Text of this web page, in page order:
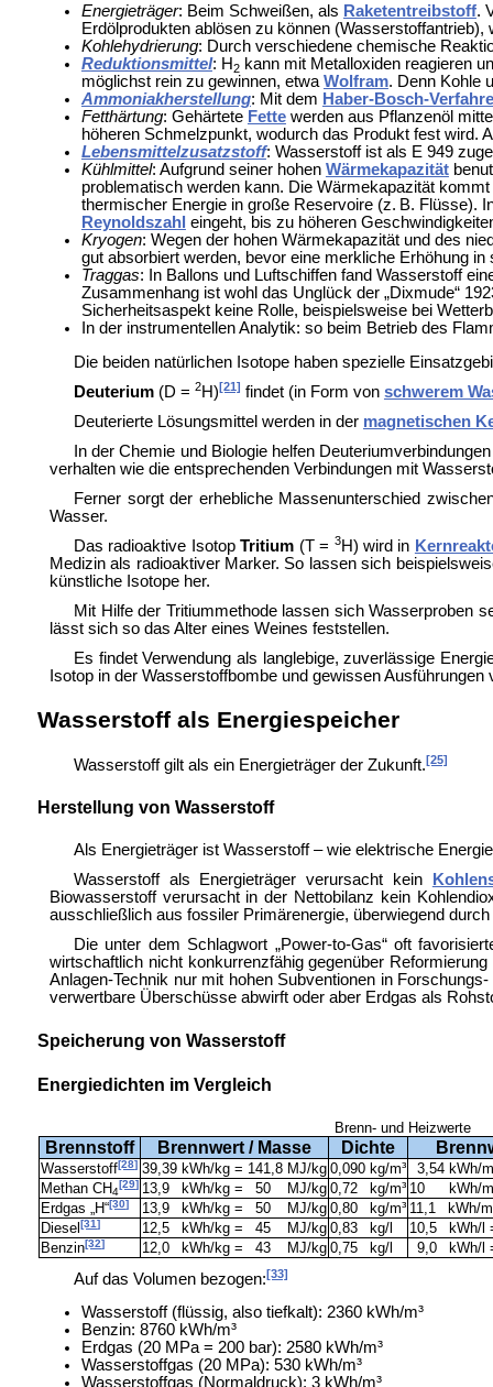
Energieträger: Beim Schweißen, als Raketentreibstoff.
Erdölprodukten ablösen zu können (Wasserstoffantrieb),
Kohlehydrierung: Durch verschiedene chemische
Reduktionsmittel: H2kann mit Metalloxiden reagieren
möglichst rein zu gewinnen, etwa Wolfram. Denn Kohle
Ammoniakherstellung: Mit dem Haber-Bosch-
Fetthärtung: Gehärtete Fettewerden aus Pflanzenöl
höheren Schmelzpunkt, wodurch das Produkt fest wird.
Lebensmittelzusatzstoff: Wasserstoff ist als E 949
Kühlmittel: Aufgrund seiner hohen Wärmekapazität
problematisch werden kann. Die Wärmekapazität
thermischer Energie in große Reservoire (z. B. Flüsse).
Reynoldszahl eingeht, bis zu höheren
Kryogen: Wegen der hohen Wärmekapazität und des
gut absorbiert werden, bevor eine merkliche Erhöhung
Traggas: In Ballons und Luftschiffen fand Wasserstoff
Zusammenhang ist wohl das Unglück der „Dixmude“
Sicherheitsaspekt keine Rolle, beispielsweise bei
In der instrumentellen Analytik: so beim Betrieb des
Die beiden natürlichen Isotope haben spezielle
Deuterium(D = 2H)[21] findet (in Form von schwerem
Deuterierte Lösungsmittel werden in der magnetischen
In der Chemie und Biologie helfen
verhalten wie die entsprechenden Verbindungen mit
Ferner sorgt der erhebliche Massenunterschied
Wasser.
Das radioaktive IsotopTritium (T = 3H) wird in
Medizin als radioaktiver Marker. So lassen sich
künstliche Isotope her.
Mit Hilfe der Tritiummethode lassen sich Wasserproben
lässt sich so das Alter eines Weines feststellen.
Es findet Verwendung als langlebige, zuverlässige
Isotop in der Wasserstoffbombe und gewissen Ausführungen
Wasserstoff als Energiespeicher
Wasserstoff gilt als ein Energieträger der Zukunft.[25]
Herstellung von Wasserstoff
Als Energieträger ist Wasserstoff – wie elektrische
Wasserstoff als Energieträger verursacht kein
Biowasserstoff verursacht in der Nettobilanz kein
ausschließlich aus fossiler Primärenergie, überwiegend durch
Die unter dem Schlagwort „Power-to-Gas“ oft
wirtschaftlich nicht konkurrenzfähig gegenüber
Anlagen-Technik nur mit hohen Subventionen in
verwertbare Überschüsse abwirft oder aber Erdgas als
Speicherung von Wasserstoff
Energiedichten im Vergleich
Brenn- und Heizwerte
Brennstoff Brennwert / Masse Dichte
Wasserstoff[28] 39,39 kWh/kg = 141,8 MJ/kg 0,090 kg/m³
3,54 kWh/
Methan CH4
[29] 13,9 kWh/kg = 50 MJ/kg 0,72 kg/m³ 10
kWh/
Erdgas „H“[30] 13,9 kWh/kg = 50 MJ/kg 0,80 kg/m³ 11,1
kWh/
Diesel[31] 12,5 kWh/kg = 45 MJ/kg 0,83 kg/l 10,5
kWh/l
Benzin[32] 12,0 kWh/kg = 43 MJ/kg 0,75 kg/l 9,0 kWh/l
Auf das Volumen bezogen: [33]
Wasserstoff (flüssig, also tiefkalt): 2360 kWh/m³
Benzin: 8760 kWh/m³
Erdgas (20 MPa = 200 bar): 2580 kWh/m³
Wasserstoffgas (20 MPa): 530 kWh/m³
Wasserstoffgas (Normaldruck): 3 kWh/m³